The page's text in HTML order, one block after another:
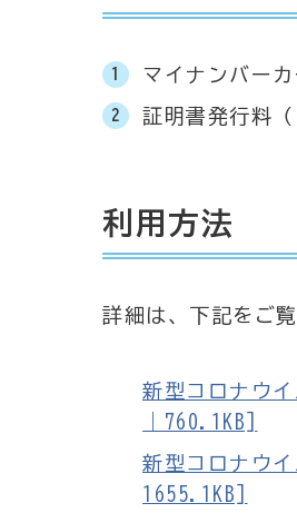
マイナンバーカ
証明書発行料（
利用方法
詳細は、下記をご覧
新型コロナウ
｜760.1KB]
新型コロナウ
1655.1KB]